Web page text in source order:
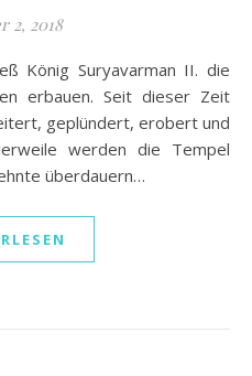
2, 2018
erbauen. Seit dieser Zeit
geplündert, erobert und
werden die Tempel
überdauern…